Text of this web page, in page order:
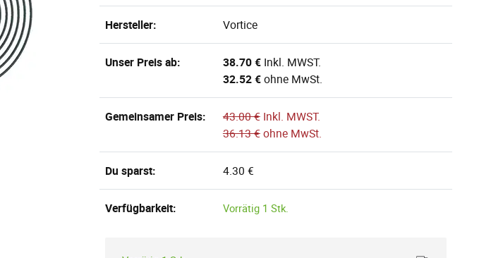
Hersteller: Vortice
Unser Preis ab: 38.70 € Inkl. MWST.
32.52 €ohne MwSt.
Gemeinsamer Preis: 43.00 €Inkl. MWST.
36.13 €ohne MwSt.
Du sparst: 4.30 €
Verfügbarkeit: Vorrätig 1 Stk.